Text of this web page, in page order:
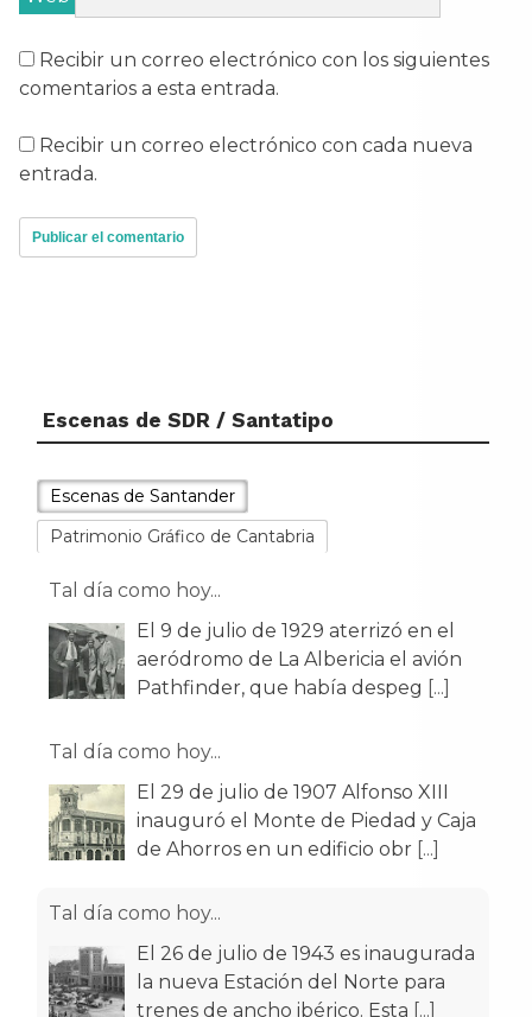
Recibir un correo electrónico con los siguientes
comentarios a esta entrada.
Recibir un correo electrónico con cada nueva
entrada.
Escenas de SDR / Santatipo
Escenas de Santander
Patrimonio Gráfico de Cantabria
Tal día como hoy...
El 9 de julio de 1929 aterrizó en el
aeródromo de La Albericia el avión
Pathfinder, que había despeg
[...]
Tal día como hoy...
El 29 de julio de 1907 Alfonso XIII
inauguró el Monte de Piedad y Caja
de Ahorros en un edificio obr [...]
Tal día como hoy...
El 26 de julio de 1943 es inaugurada
la nueva Estación del Norte para
trenes de ancho ibérico. Esta [...]